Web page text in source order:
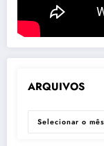
ARQUIVOS
ARQUIVOS